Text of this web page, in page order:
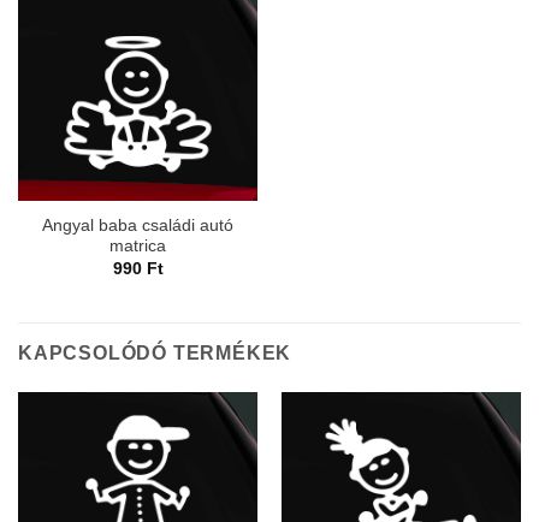
Angyal baba családi autó
matrica
990 Ft
KAPCSOLÓDÓ TERMÉKEK